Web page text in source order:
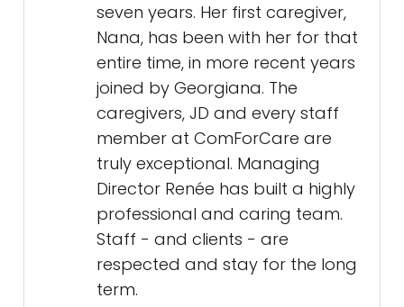
seven years. Her first caregiver,
Nana, has been with her for that
entire time, in more recent years
joined by Georgiana. The
caregivers, JD and every staff
member at ComForCare are
truly exceptional. Managing
Director Renée has built a highly
professional and caring team.
Staff - and clients - are
respected and stay for the long
term.